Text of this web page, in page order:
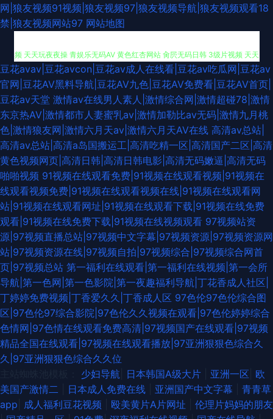
网|狼友视频91视频|狼友视频97|狼友视频导航|狼友视频观看18
禁|狼友视频网站97 网站地图
色先锋1 成人午夜伦理 玖草视频在线 韩国欧美色图 www超碰全部 91高清视
操狠狠操 蜜桃网91 韩国午夜AV 大香蕉大香蕉9草 豆花社区自拍 www97操
黄色最新网址 在线观看91白丝 最新91国产视频 超碰人碰人 97色97 ts伪娘
东方av一区黑料 狼友色综合 韩国色色网 91豆花制片厂 91色猫 午夜黄色三级
欧美色色 婷婷五月天成人 色色爽成人精品 欧美A片视频 欧美另类天堂 91色
导网站 韩日AV入 青青青色在线 欧美的精品的视频 九九国模色图 日韩成人无
码A片 亚洲欧美日韩久久 超碰人人草人妻 99有精品 亚洲精品视频二区 午夜
福利视频97 欧美自拍aa 户外露出 超碰另类 91www在线 伪娘自慰 欧美∨a
在线 国产精品玫玖玖玖 韩国床上a级视频 超碰大香蕉av 91九色熟女 婷婷精
品一区二区 人人操网址大全 激情综合五 超碰人17C 中文字幕中日3级 深夜
福利网址 欧美成人性 国产又大 超碰免费人人妻 91抖音 天美传媒69成人 欧
美日韩中字 欧美性爱一二三区 变态另类国产精品 国产页1 久草热操碰资源
男人色导航 先锋资源成人av 51视频偷拍 AV操逼电影 国产少妇自慰高潮 精
豆花avav|豆花avcon|豆花av成人在线看|豆花av吃瓜网|豆花av
官网|豆花AV黑料导航|豆花AV九色|豆花AV免费看|豆花AV首页|
豆花av天堂 激情av在线男人素人|激情综合网|激情超碰78|激情
东京热AV|激情都市人妻蜜乳av|激情加勒比av无码|激情九月桃
色|激情狼友网|激情六月天av|激情六月天AV在线 高清av总站|
高清av总站|高清a岛国搬运工|高清吃精一区|高清国产二区|高清
黄色视频网页|高清日韩|高清日韩电影|高清无码嫩逼|高清无码
啪啪视频 91视频在线观看免费|91视频在线观看视频|91视频在
线观看视频免费|91视频在线观看视频在线|91视频在线观看网
站|91视频在线观看网址|91视频在线观看下载|91视频在线免费
观看|91视频在线免费下载|91视频在线视频观看 97视频站资
源|97视频直播总站|97视频中文字幕|97视频资源|97视频资源网
站|97视频资源在线|97视频自拍|97视频综合|97视频综合网首
页|97视频总站 第一福利在线观看|第一福利在线视频|第一会所
导航|第一色网|第一色影院|第一夜趣福利导航|丁花香成人社区|
丁婷婷免费视频|丁香爱久久|丁香成人区 97色伦97色伦综合图
区|97色伦97综合影院|97色伦久久视频在观看|97色伦婷婷综合
色情网|97色情在线观看免费高清|97视频国产在线观看|97视频
精品全国在线观看|97视频在线观看播放|97亚洲狠狠色综合久
久|97亚洲狠狠色综合久久位
少妇导航 日本韩国A级大片 亚洲一区 欧
美国产激情二
日本成人免费在线 亚洲国产中文字幕
青青草
app 成人福利豆花视频 殴美黄片A片网址
伦理片妈妈的朋友